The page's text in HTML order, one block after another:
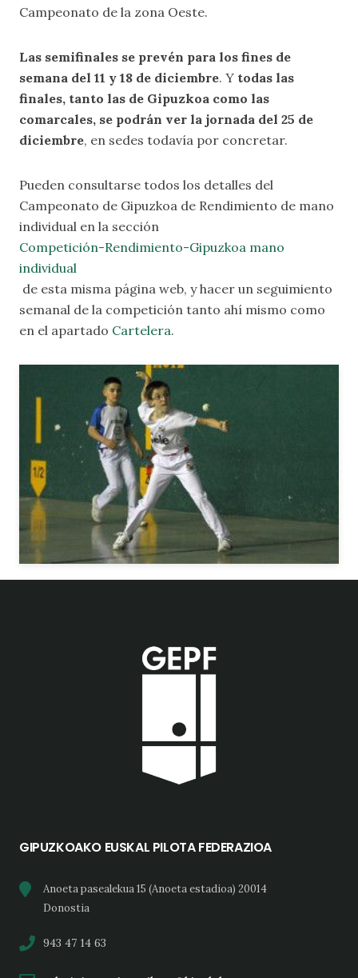
Campeonato de la zona Oeste.
Las semifinales se prevén para los fines de
semana del 11 y 18 de diciembre. Y todas las
finales, tanto las de Gipuzkoa como las
comarcales, se podrán ver la jornada del 25 de
diciembre, en sedes todavía por concretar.
Pueden consultarse todos los detalles del
Campeonato de Gipuzkoa de Rendimiento de mano
individual en la sección
Competición-Rendimiento-Gipuzkoa mano
individual
de esta misma página web, y hacer un seguimiento
semanal de la competición tanto ahí mismo como
en el apartado Cartelera.
GIPUZKOAKO EUSKAL PILOTA FEDERAZIOA
Anoeta pasealekua 15 (Anoeta estadioa) 20014
Donostia
943 47 14 63